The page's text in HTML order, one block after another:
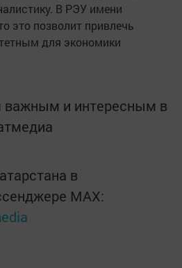
В РЭУ имени
это позволит привлечь
для экономики
и интересным в
в
MАХ: